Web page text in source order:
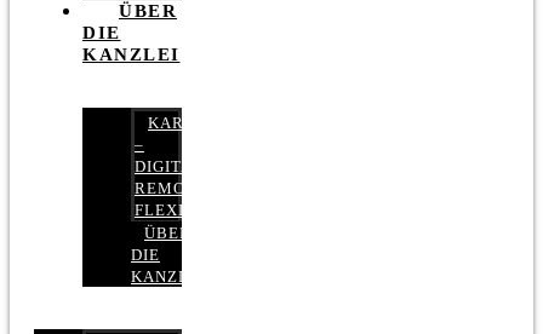
ÜBER
DIE
KANZLEI
KARRIERE
–
DIGITAL,
REMOTE,
FLEXIBEL
ÜBER
DIE
KANZLEI